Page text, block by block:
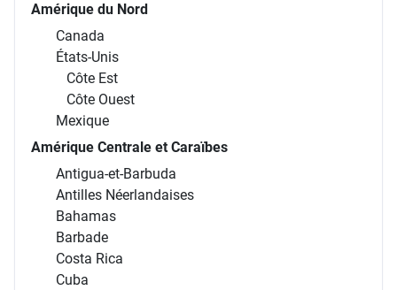
Amérique du Nord
Canada
États-Unis
Côte Est
Côte Ouest
Mexique
Amérique Centrale et Caraïbes
Antigua-et-Barbuda
Antilles Néerlandaises
Bahamas
Barbade
Costa Rica
Cuba